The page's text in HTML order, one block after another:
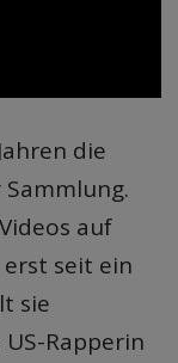
die
auf
seit ein
sie
Rapperin